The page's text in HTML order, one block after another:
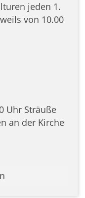
jeden 1.
von 10.00
Uhr Sträuße
an der Kirche